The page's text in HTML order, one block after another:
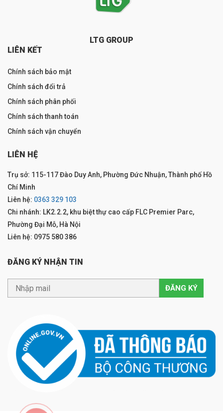
LTG GROUP
LIÊN KẾT
Chính sách bảo mật
Chính sách đổi trả
Chính sách phân phối
Chính sách thanh toán
Chính sách vận chuyển
LIÊN HỆ
Trụ sở: 115-117 Đào Duy Anh, Phường Đức Nhuận, Thành phố Hồ
Chí Minh
Liên hệ: 0363 329 103
Chi nhánh: LK2.2.2, khu biệt thự cao cấp FLC Premier Parc,
Phường Đại Mỗ, Hà Nội
Liên hệ: 0975 580 386
ĐĂNG KÝ NHẬN TIN